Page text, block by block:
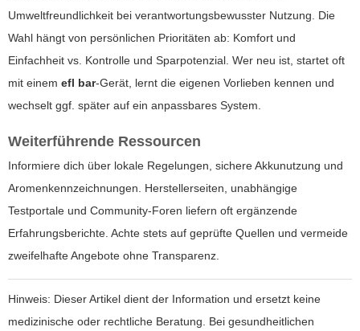
Umweltfreundlichkeit bei verantwortungsbewusster Nutzung. Die
Wahl hängt von persönlichen Prioritäten ab: Komfort und
Einfachheit vs. Kontrolle und Sparpotenzial. Wer neu ist, startet oft
mit einem efl bar-Gerät, lernt die eigenen Vorlieben kennen und
wechselt ggf. später auf ein anpassbares System.
Weiterführende Ressourcen
Informiere dich über lokale Regelungen, sichere Akkunutzung und
Aromenkennzeichnungen. Herstellerseiten, unabhängige
Testportale und Community-Foren liefern oft ergänzende
Erfahrungsberichte. Achte stets auf geprüfte Quellen und vermeide
zweifelhafte Angebote ohne Transparenz.
Hinweis: Dieser Artikel dient der Information und ersetzt keine
medizinische oder rechtliche Beratung. Bei gesundheitlichen